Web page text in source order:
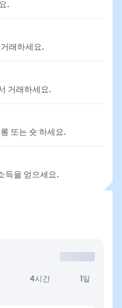
.
래하세요.
거래하세요.
또는 숏 하세요.
득을 얻으세요.
4시간 1일